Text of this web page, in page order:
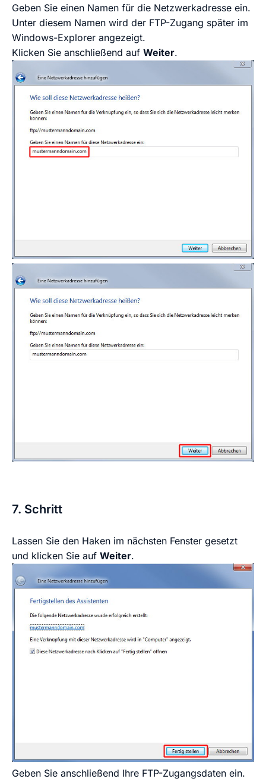
Geben Sie einen Namen für die Netzwerkadresse ein.
Unter diesem Namen wird der FTP-Zugang später im
Windows-Explorer angezeigt.
Klicken Sie anschließend auf Weiter.
7. Schritt
Lassen Sie den Haken im nächsten Fenster gesetzt
und klicken Sie auf Weiter.
Geben Sie anschließend Ihre FTP-Zugangsdaten ein.